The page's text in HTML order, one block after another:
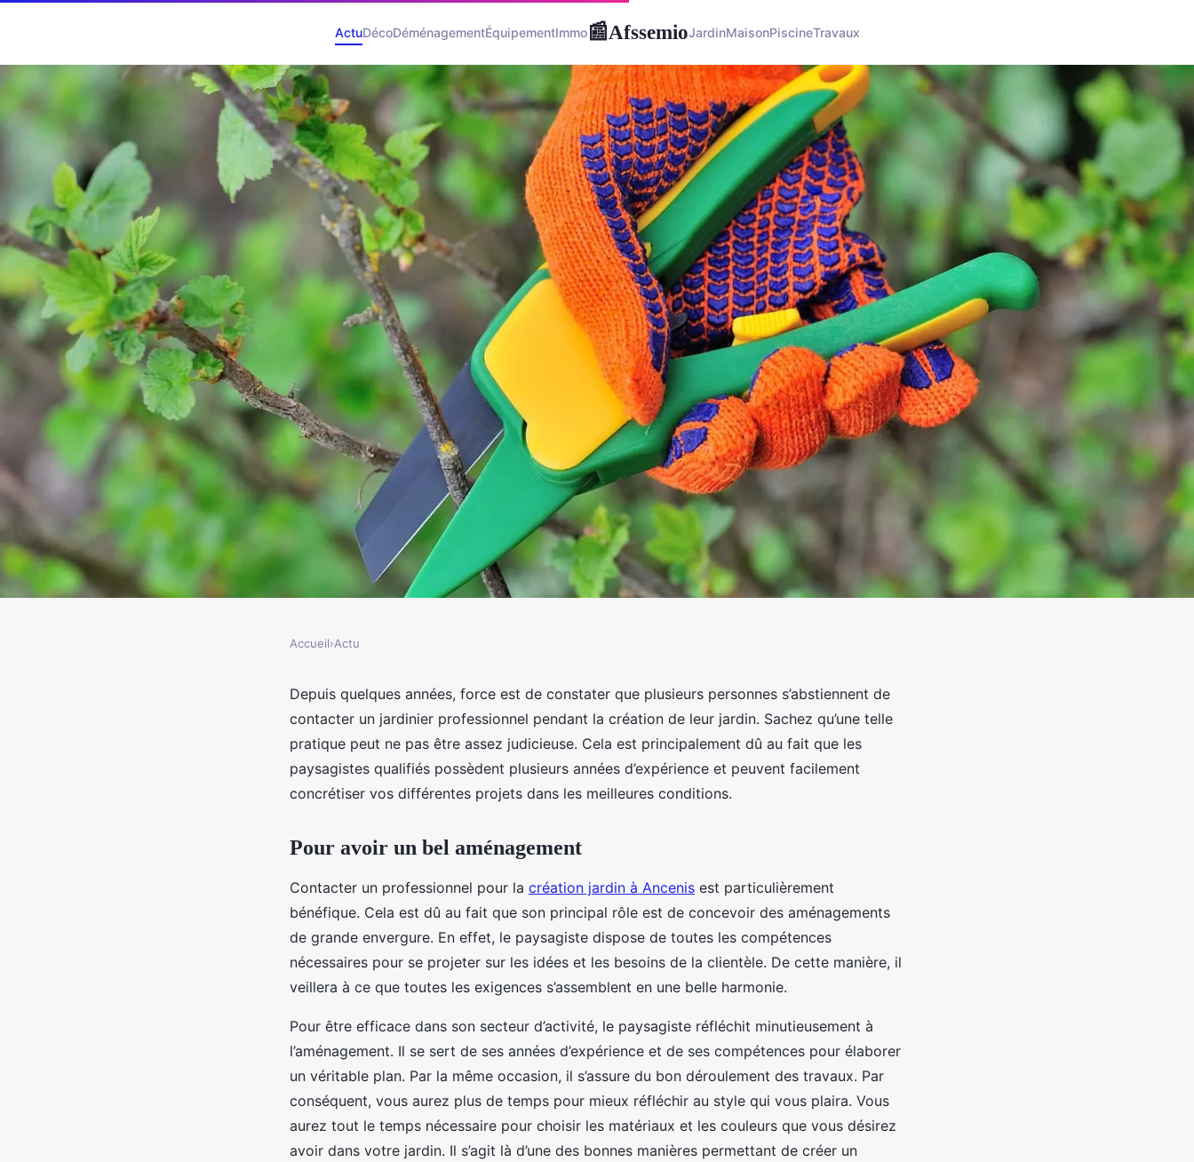
ActuDécoDéménagementÉquipementImmo📰AfssemioJardinMaisonPiscineTravaux
Pourquoi confier la création jardin à
Ancenis à un professionnel ?
2 min de lecture
Accueil›Actu
Depuis quelques années, force est de constater que plusieurs personnes s’abstiennent de
contacter un jardinier professionnel pendant la création de leur jardin. Sachez qu’une telle
pratique peut ne pas être assez judicieuse. Cela est principalement dû au fait que les
paysagistes qualifiés possèdent plusieurs années d’expérience et peuvent facilement
concrétiser vos différentes projets dans les meilleures conditions.
Pour avoir un bel aménagement
Contacter un professionnel pour la création jardin à Ancenis est particulièrement
bénéfique. Cela est dû au fait que son principal rôle est de concevoir des aménagements
de grande envergure. En effet, le paysagiste dispose de toutes les compétences
nécessaires pour se projeter sur les idées et les besoins de la clientèle. De cette manière, il
veillera à ce que toutes les exigences s’assemblent en une belle harmonie.
Pour être efficace dans son secteur d’activité, le paysagiste réfléchit minutieusement à
l’aménagement. Il se sert de ses années d’expérience et de ses compétences pour élaborer
un véritable plan. Par la même occasion, il s’assure du bon déroulement des travaux. Par
conséquent, vous aurez plus de temps pour mieux réfléchir au style qui vous plaira. Vous
aurez tout le temps nécessaire pour choisir les matériaux et les couleurs que vous désirez
avoir dans votre jardin. Il s’agit là d’une des bonnes manières permettant de créer un